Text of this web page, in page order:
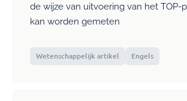
de wijze van uitvoering van het TOP-
kan worden gemeten
Wetenschappelijk artikel Engels